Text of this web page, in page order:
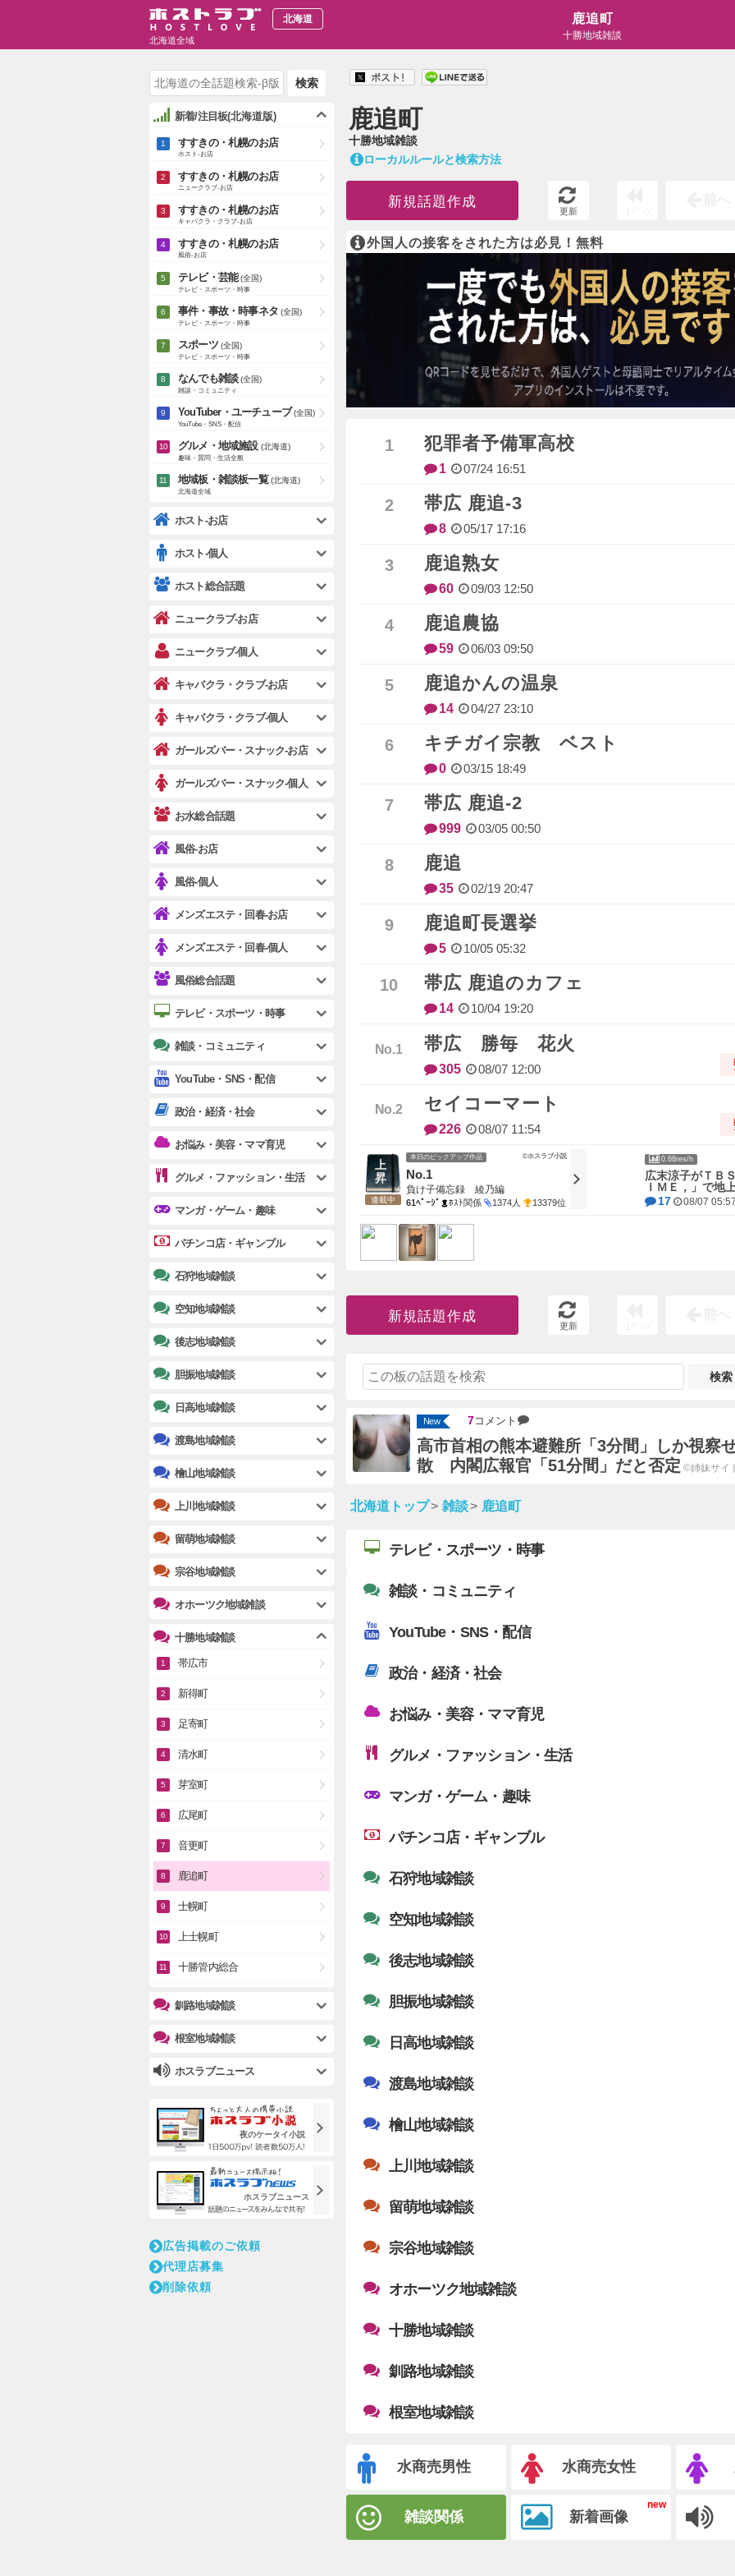
鹿追町
十勝地域雑談
北海道
北海道全域
鹿追町
十勝地域雑談
ローカルルールと検索方法
新規話題作成
更新
外国人の接客をされた方は必見！無料
犯罪者予備軍高校
1 07/24 16:51
帯広 鹿追-3
8 05/17 17:16
鹿追熟女
60 09/03 12:50
鹿追農協
59 06/03 09:50
鹿追かんの温泉
14 04/27 23:10
キチガイ宗教 ベスト
0 03/15 18:49
帯広 鹿追-2
999 03/05 00:50
鹿追
35 02/19 20:47
鹿追町長選挙
5 10/05 05:32
帯広 鹿追のカフェ
14 10/04 19:20
帯広 勝毎 花火
305 08/07 12:00
セイコーマート
226 08/07 11:54
本日のピックアップ作品
No.1
負け子備忘録 綾乃編
連載中 61ﾍﾟｰｼﾞ ﾎｽﾄ関係 1374人 13379位
©ホスラブ小説
広末涼子がＴＢ
ＩＭＥ，」で
17
08/07
0.68res/h
新規話題作成
更新
検索
New 7コメント
高市首相の熊本避難所「3分間」しか視察
散 内閣広報官「51分間」だと否定 ©姉妹サイ
北海道トップ 雑談 鹿追町
テレビ・スポーツ・時事
雑談・コミュニティ
YouTube・SNS・配信
政治・経済・社会
お悩み・美容・ママ育児
グルメ・ファッション・生活
マンガ・ゲーム・趣味
パチンコ店・ギャンブル
石狩地域雑談
空知地域雑談
後志地域雑談
胆振地域雑談
日高地域雑談
渡島地域雑談
檜山地域雑談
上川地域雑談
留萌地域雑談
宗谷地域雑談
オホーツク地域雑談
十勝地域雑談
釧路地域雑談
根室地域雑談
水商売男性 水商売女性
雑談関係 新着画像
検索
新着/注目板(北海道版)
すすきの・札幌のお店
ホスト-お店
すすきの・札幌のお店
ニュークラブ-お店
すすきの・札幌のお店
キャバクラ・クラブ-お店
すすきの・札幌のお店
風俗-お店
テレビ・芸能 (全国)
テレビ・スポーツ・時事
事件・事故・時事ネタ (全国)
テレビ・スポーツ・時事
スポーツ (全国)
テレビ・スポーツ・時事
なんでも雑談 (全国)
雑談・コミュニティ
YouTuber・ユーチューブ (全国)
YouTube・SNS・配信
グルメ・地域施設 (北海道)
趣味・質問・生活全般
地域板・雑談板一覧 (北海道)
北海道全域
ホスト-お店
ホスト-個人
ホスト総合話題
ニュークラブ-お店
ニュークラブ-個人
キャバクラ・クラブ-お店
キャバクラ・クラブ-個人
ガールズバー・スナック-お店
ガールズバー・スナック-個人
お水総合話題
風俗-お店
風俗-個人
メンズエステ・回春-お店
メンズエステ・回春-個人
風俗総合話題
テレビ・スポーツ・時事
雑談・コミュニティ
YouTube・SNS・配信
政治・経済・社会
お悩み・美容・ママ育児
グルメ・ファッション・生活
マンガ・ゲーム・趣味
パチンコ店・ギャンブル
石狩地域雑談
空知地域雑談
後志地域雑談
胆振地域雑談
日高地域雑談
渡島地域雑談
檜山地域雑談
上川地域雑談
留萌地域雑談
宗谷地域雑談
オホーツク地域雑談
十勝地域雑談
帯広市
新得町
足寄町
清水町
芽室町
広尾町
音更町
鹿追町
士幌町
上士幌町
十勝管内総合
釧路地域雑談
根室地域雑談
ホスラブニュース
夜のケータイ小説
ホスラブニュース
広告掲載のご依頼
代理店募集
削除依頼